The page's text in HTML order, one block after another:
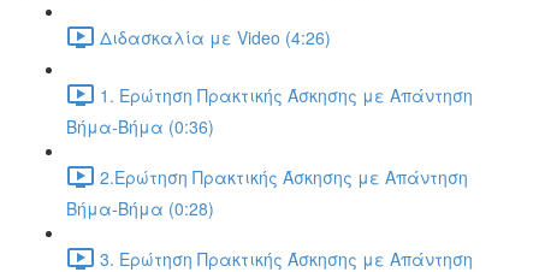
Διδασκαλία με Video (4:26)
1. Ερώτηση Πρακτικής Άσκησης με Απάντηση
Βήμα-Βήμα (0:36)
2.Ερώτηση Πρακτικής Άσκησης με Απάντηση
Βήμα-Βήμα (0:28)
3. Ερώτηση Πρακτικής Άσκησης με Απάντηση